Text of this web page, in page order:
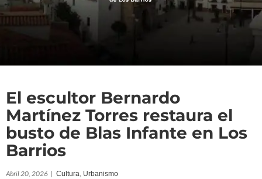
El escultor Bernardo
Martínez Torres restaura el
busto de Blas Infante en Los
Barrios
Abril 20, 2026 | Cultura, Urbanismo